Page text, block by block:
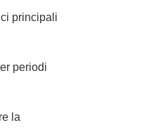
principali
periodi
la